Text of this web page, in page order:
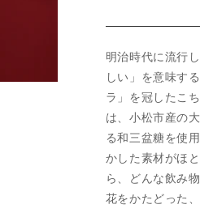
ー
(3
箱)
の
数
量
を
減
明治時代に流行
しい」を意味す
ラ」を冠したこ
は、小松市産の
る和三盆糖を使
かした素材がほ
ら、どんな飲み
花をかたどった